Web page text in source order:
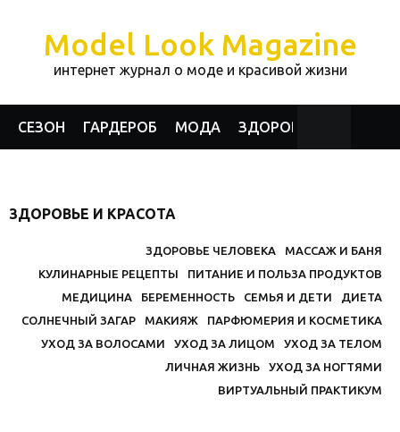
Model Look Magazine
интернет журнал о моде и красивой жизни
СЕЗОН ГАРДЕРОБ МОДА ЗДОРОВЬЕ И КРАСОТА
ЗДОРОВЬЕ И КРАСОТА
МАССАЖ И БАНЯ
ЗДОРОВЬЕ ЧЕЛОВЕКА
ПИТАНИЕ И ПОЛЬЗА ПРОДУКТОВ
КУЛИНАРНЫЕ РЕЦЕПТЫ
ДИЕТА
СЕМЬЯ И ДЕТИ
БЕРЕМЕННОСТЬ
МЕДИЦИНА
ПАРФЮМЕРИЯ И КОСМЕТИКА
МАКИЯЖ
СОЛНЕЧНЫЙ ЗАГАР
УХОД ЗА ТЕЛОМ
УХОД ЗА ЛИЦОМ
УХОД ЗА ВОЛОСАМИ
УХОД ЗА НОГТЯМИ
ЛИЧНАЯ ЖИЗНЬ
ВИРТУАЛЬНЫЙ ПРАКТИКУМ